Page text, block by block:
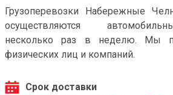
Грузоперевозки Набережные
осуществляются
несколько раз в неделю. Мы
физических лиц и компаний.
Срок доставки